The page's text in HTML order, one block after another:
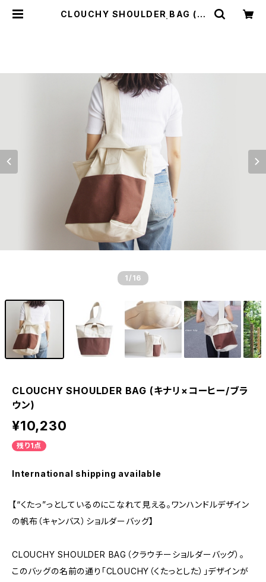
CLOUCHY SHOULDER BAG (キ
1 /16
CLOUCHY SHOULDER BAG (キナリ×コーヒー/ブラ
ウン)
¥10,230
残り1点
International shipping available
【“くたっ”っとしているのにこなれて見える。ワンハンドルデザイン
の帆布（キャンバス）ショルダーバッグ】
CLOUCHY SHOULDER BAG（クラウチーショルダーバッグ）。
このバッグの名前の通り「CLOUCHY（くたっとした）」デザインが